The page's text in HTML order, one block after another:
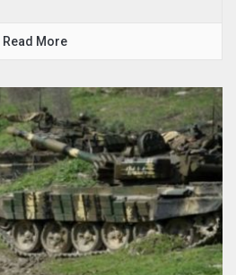
Read More